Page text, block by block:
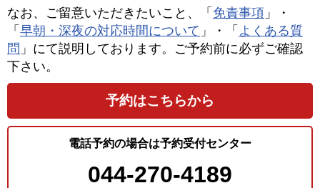
なお、ご留意いただきたいこと、「 免責事項 」・
「 早朝・深夜の対応時間について 」・「 よくある質
問 」にて説明しております。ご予約前に必ずご確認
下さい。
予約はこちらから
電話予約の場合は予約受付センター
044-270-4189